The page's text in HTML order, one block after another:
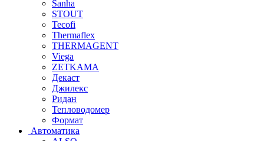
Sanha
STOUT
Tecofi
Thermaflex
THERMAGENT
Viega
ZETKAMA
Декаст
Джилекс
Ридан
Тепловодомер
Формат
Автоматика